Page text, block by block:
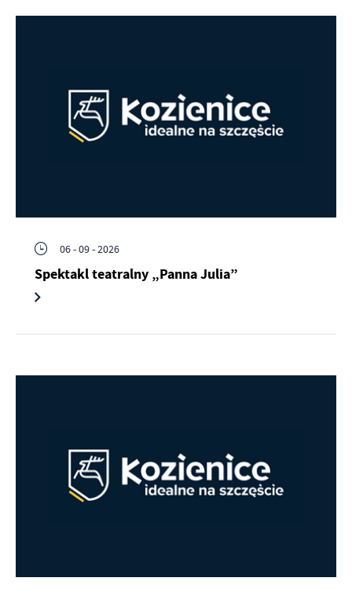
06 - 09 - 2026
Spektakl teatralny „Panna Julia”
treści w postaci wiadomości, ofert, komunikatów mediów